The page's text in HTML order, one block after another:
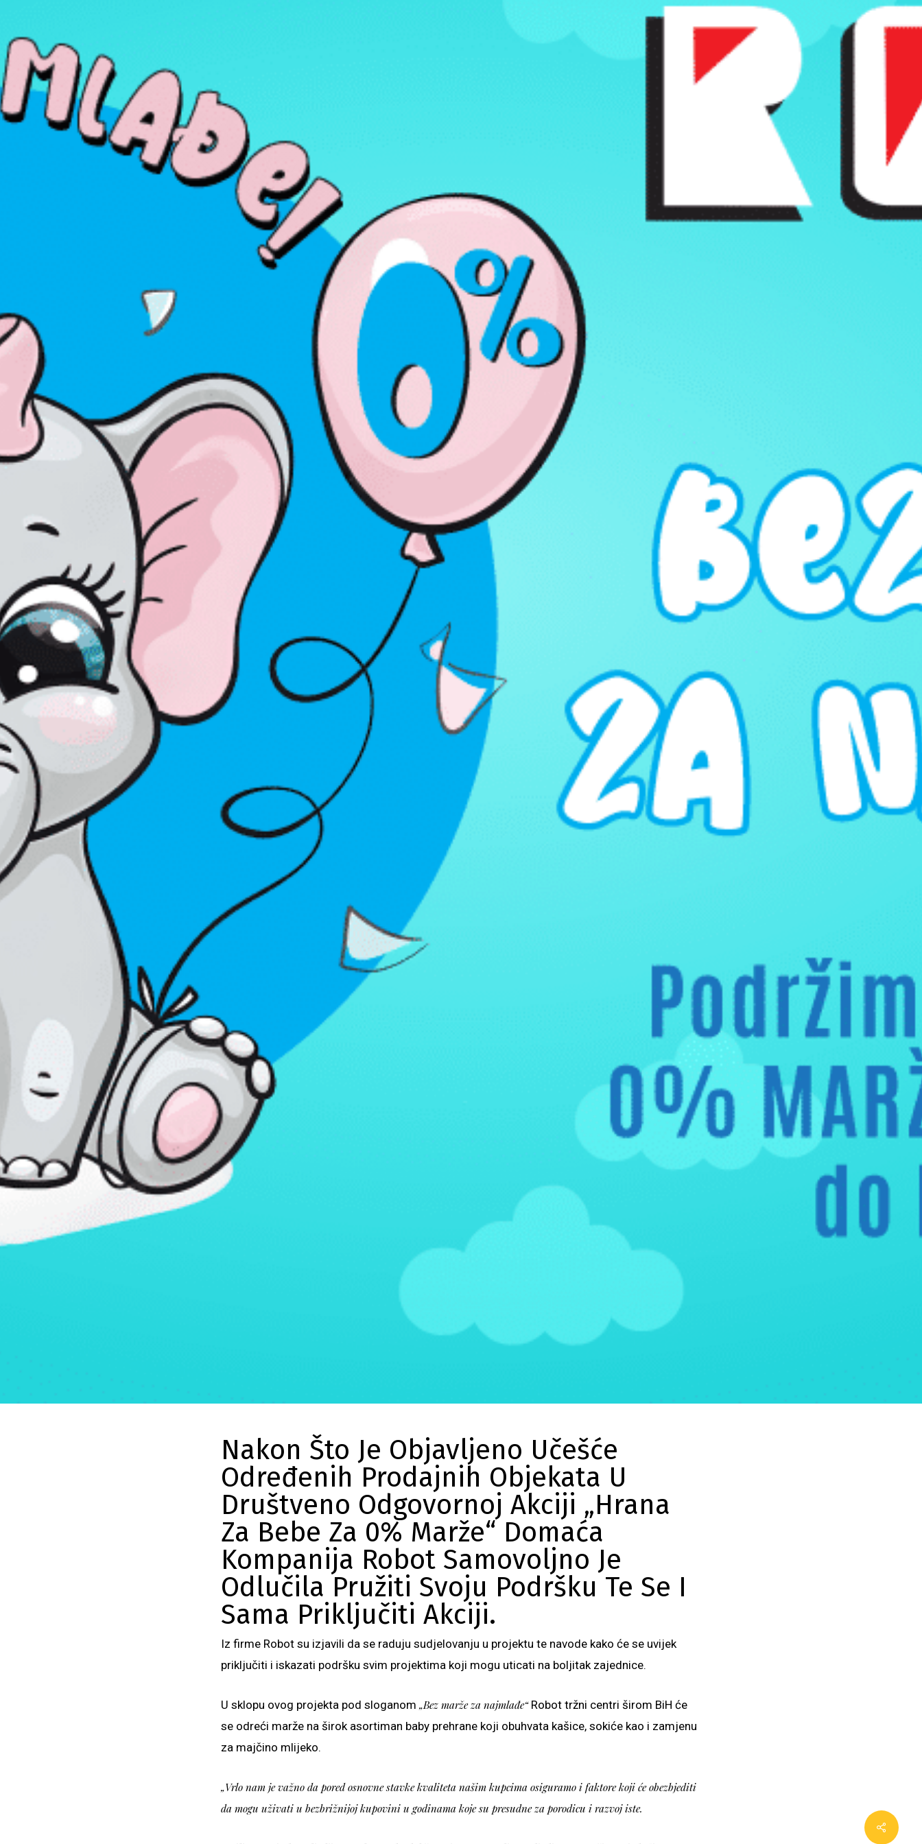
Vijesti
Nakon Što Je Objavljeno Učešće
Određenih Prodajnih Objekata U
Društveno Odgovornoj Akciji „Hrana
Za Bebe Za 0% Marže“ Domaća
Kompanija Robot Samovoljno Je
Odlučila Pružiti Svoju Podršku Te Se I
Sama Priključiti Akciji.
Iz firme Robot su izjavili da se raduju sudjelovanju u projektu te navode kako će se uvijek
priključiti i iskazati podršku svim projektima koji mogu uticati na boljitak zajednice.
U sklopu ovog projekta pod sloganom „Bez marže za najmlađe“ Robot tržni centri širom BiH će
se odreći marže na širok asortiman baby prehrane koji obuhvata kašice, sokiće kao i zamjenu
za majčino mlijeko.
„Vrlo nam je važno da pored osnovne stavke kvaliteta našim kupcima osiguramo i faktore koji će obezbjediti
da mogu uživati u bezbrižnijoj kupovini u godinama koje su presudne za porodicu i razvoj iste.